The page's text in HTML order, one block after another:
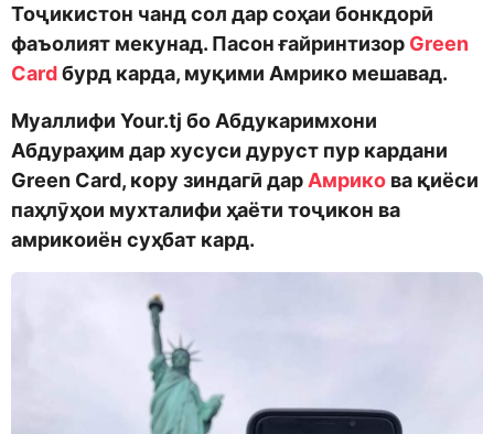
Тоҷикистон чанд сол дар соҳаи бонкдорӣ
фаъолият мекунад. Пасон ғайринтизор Green
Cardбурд карда, муқими Амрико мешавад.
Муаллифи Your.tj бо Абдукаримхони
Абдураҳим дар хусуси дуруст пур кардани
Green Card, кору зиндагӣ дар Амрико ва қиёси
паҳлӯҳои мухталифи ҳаёти тоҷикон ва
амрикоиён суҳбат кард.